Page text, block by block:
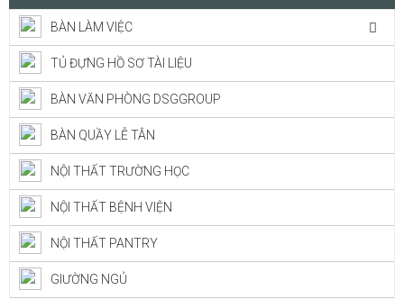
BÀN LÀM VIỆC
TỦ ĐỰNG HỒ SƠ TÀI LIỆU
BÀN VĂN PHÒNG DSGGROUP
BÀN QUẦY LỄ TÂN
NỘI THẤT TRƯỜNG HỌC
NỘI THẤT BỆNH VIỆN
NỘI THẤT PANTRY
GIƯỜNG NGỦ